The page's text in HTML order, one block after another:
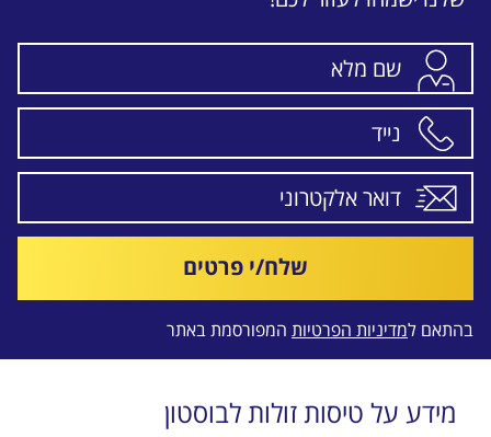
שלח/י פרטים
בהתאם למדיניות הפרטיות המפורסמת באתר
מידע על טיסות זולות לבוסטון